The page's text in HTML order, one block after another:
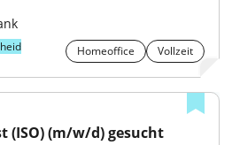
Homeoffice Vollzeit
(ISO) (m/w/d) gesucht